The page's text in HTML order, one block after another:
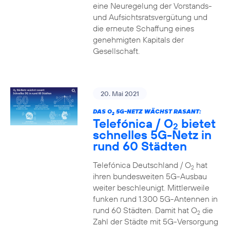
eine Neuregelung der Vorstands-
und Aufsichtsratsvergütung und
die erneute Schaffung eines
genehmigten Kapitals der
Gesellschaft.
20. Mai 2021
DAS O25G-NETZ WÄCHST RASANT:
Telefónica / O2 bietet
schnelles 5G-Netz in
rund 60 Städten
Telefónica Deutschland / O2hat
ihren bundesweiten 5G-Ausbau
weiter beschleunigt. Mittlerweile
funken rund 1.300 5G-Antennen in
rund 60 Städten. Damit hat O2die
Zahl der Städte mit 5G-Versorgung